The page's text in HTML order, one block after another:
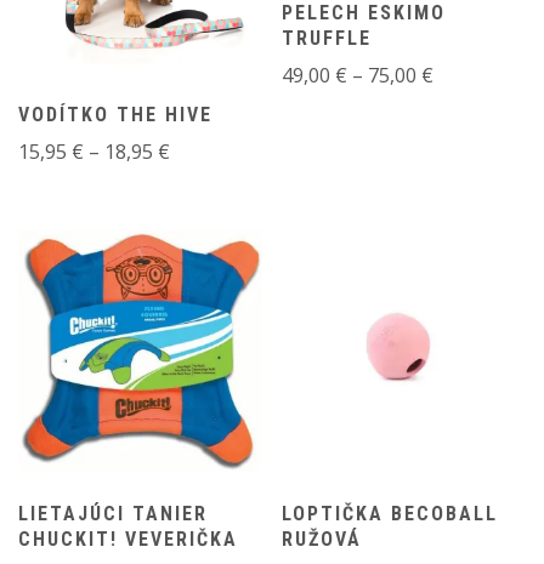
VODÍTKO THE HIVE
15,95 € – 18,95 €
through
18,95 €
PELECH ESKIMO
TRUFFLE
49,00 € – 75,00 €
LIETAJÚCI TANIER
CHUCKIT! VEVERIČKA
LOPTIČKA BECOBALL
RUŽOVÁ